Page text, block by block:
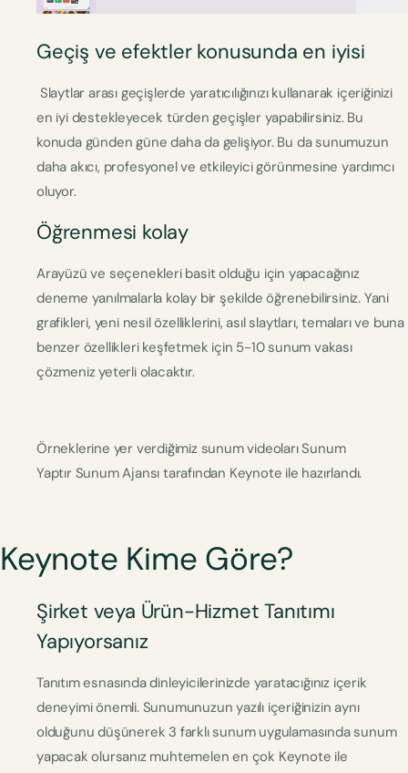
Geçiş ve efektler konusunda en iyisi
Slaytlar arası geçişlerde yaratıcılığınızı kullanarak içeriğinizi
en iyi destekleyecek türden geçişler yapabilirsiniz. Bu
konuda günden güne daha da gelişiyor. Bu da sunumuzun
daha akıcı, profesyonel ve etkileyici görünmesine yardımcı
oluyor.
Öğrenmesi kolay
Arayüzü ve seçenekleri basit olduğu için yapacağınız
deneme yanılmalarla kolay bir şekilde öğrenebilirsiniz. Yani
grafikleri, yeni nesil özelliklerini, asıl slaytları, temaları ve buna
benzer özellikleri keşfetmek için 5-10 sunum vakası
çözmeniz yeterli olacaktır.
Örneklerine yer verdiğimiz sunum videoları Sunum
Yaptır Sunum Ajansı tarafından Keynote ile hazırlandı.
Keynote Kime Göre?
Şirket veya Ürün-Hizmet Tanıtımı
Yapıyorsanız
Tanıtım esnasında dinleyicilerinizde yaratacığınız içerik
deneyimi önemli. Sunumunuzun yazılı içeriğinizin aynı
olduğunu düşünerek 3 farklı sunum uygulamasında sunum
yapacak olursanız muhtemelen en çok Keynote ile